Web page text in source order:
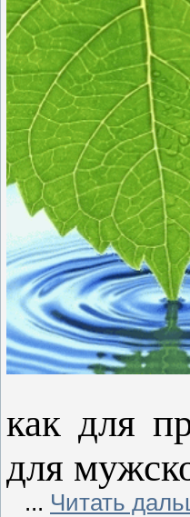
как для
для
... Читать